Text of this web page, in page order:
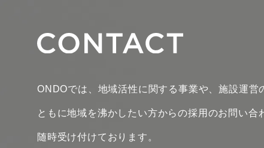
ONDOでは、地域活性に関する事業や、施設運営
ともに地域を沸かしたい方からの採用のお問い合
随時受け付けております。